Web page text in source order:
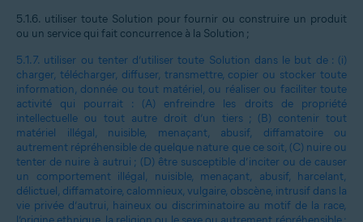
5.1.6. utiliser toute Solution pour fournir ou construire un produit
ou un service qui fait concurrence à la Solution ;
5.1.7. utiliser ou tenter d’utiliser toute Solution dans le but de : (i)
charger, télécharger, diffuser, transmettre, copier ou stocker toute
information, donnée ou tout matériel, ou réaliser ou faciliter toute
activité qui pourrait : (A) enfreindre les droits de propriété
intellectuelle ou tout autre droit d’un tiers ; (B) contenir tout
matériel illégal, nuisible, menaçant, abusif, diffamatoire ou
autrement répréhensible de quelque nature que ce soit, (C) nuire ou
tenter de nuire à autrui ; (D) être susceptible d’inciter ou de causer
un comportement illégal, nuisible, menaçant, abusif, harcelant,
délictuel, diffamatoire, calomnieux, vulgaire, obscène, intrusif dans la
vie privée d’autrui, haineux ou discriminatoire au motif de la race,